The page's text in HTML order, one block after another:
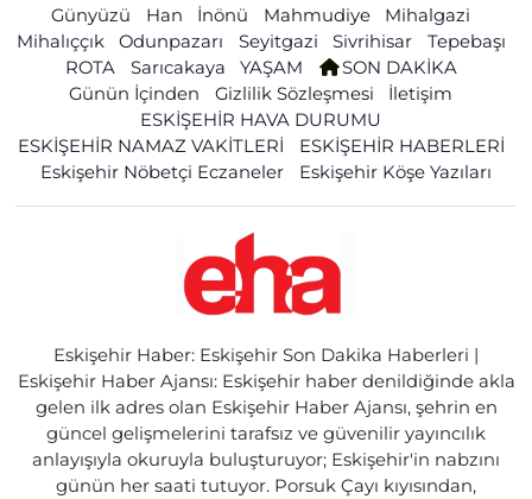
Günyüzü
Han İnönü Mahmudiye
Mihalgazi
Mihalıççık
Odunpazarı Seyitgazi Sivrihisar
Tepebaşı
ROTA
Sarıcakaya YAŞAM
SON DAKİKA
Günün İçinden
Gizlilik Sözleşmesi
İletişim
ESKİŞEHİR HAVA DURUMU
ESKİŞEHİR NAMAZ VAKİTLERİ
ESKİŞEHİR HABERLERİ
Eskişehir Nöbetçi Eczaneler
Eskişehir Köşe Yazıları
Eskişehir Haber: Eskişehir Son Dakika Haberleri |
Eskişehir Haber Ajansı: Eskişehir haber denildiğinde akla
gelen ilk adres olan Eskişehir Haber Ajansı, şehrin en
güncel gelişmelerini tarafsız ve güvenilir yayıncılık
anlayışıyla okuruyla buluşturuyor; Eskişehir'in nabzını
günün her saati tutuyor. Porsuk Çayı kıyısından,